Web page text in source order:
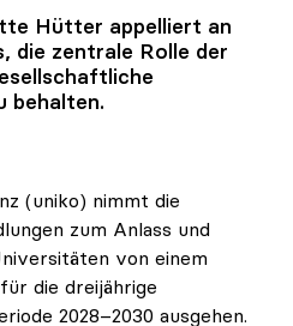
Hütter appelliert an
die zentrale Rolle der
behalten.
(uniko) nimmt die
zum Anlass und
von einem
die dreijährige
2028–2030 ausgehen.